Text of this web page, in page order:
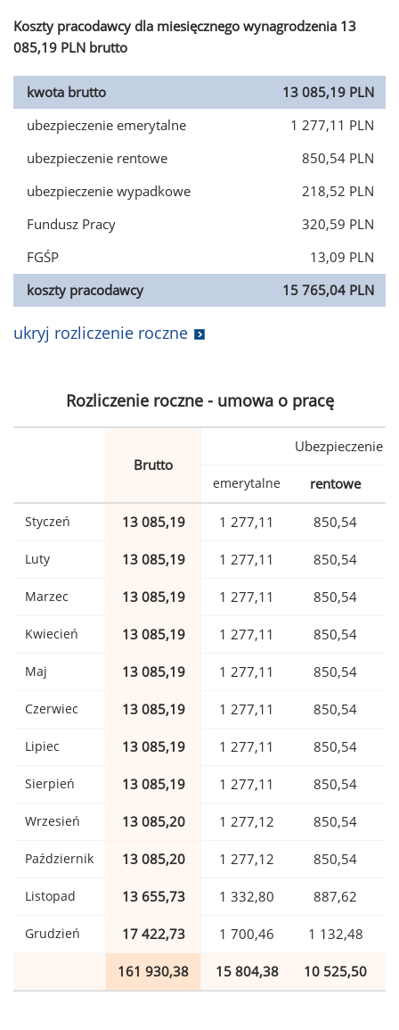
Koszty pracodawcy dla miesięcznego wynagrodzenia 13
085,19 PLN brutto
kwota brutto
13 085,19 PLN
ubezpieczenie emerytalne
1 277,11 PLN
ubezpieczenie rentowe
850,54 PLN
ubezpieczenie wypadkowe
218,52 PLN
Fundusz Pracy
320,59 PLN
FGŚP
13,09 PLN
koszty pracodawcy
15 765,04 PLN
ukryj rozliczenie roczne
Rozliczenie roczne - umowa o pracę
Brutto
Ubezpieczenie
emerytalne rentowe
Styczeń 13 085,19 1 277,11 850,54
Luty 13 085,19 1 277,11 850,54
Marzec 13 085,19 1 277,11 850,54
Kwiecień 13 085,19 1 277,11 850,54
Maj 13 085,19 1 277,11 850,54
Czerwiec 13 085,19 1 277,11 850,54
Lipiec 13 085,19 1 277,11 850,54
Sierpień 13 085,19 1 277,11 850,54
Wrzesień 13 085,20 1 277,12 850,54
Październik 13 085,20 1 277,12 850,54
Listopad 13 655,73 1 332,80 887,62
Grudzień 17 422,73 1 700,46 1 132,48
161 930,38 15 804,38 10 525,50